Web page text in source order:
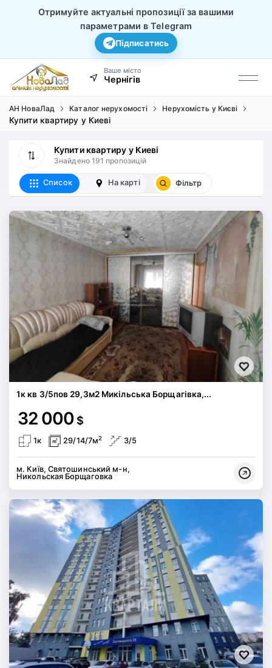
Отримуйте актуальні пропозиції за вашими
параметрами в Telegram
Підписатись
Ваше місто
Чернігів
АН НоваЛад Каталог нерухомості Нерухомість у Києві
Купити квартиру у Киеві
Купити квартиру у Киеві
Знайдено 191 пропозицій
Фільтр
Список На карті
1к кв 3/5пов 29,3м2 Микільська Борщагівка,...
32 000 $
1к 29/14/7м2 3/5
м. Київ, Святошинський м-н,
Никольская Борщаговка